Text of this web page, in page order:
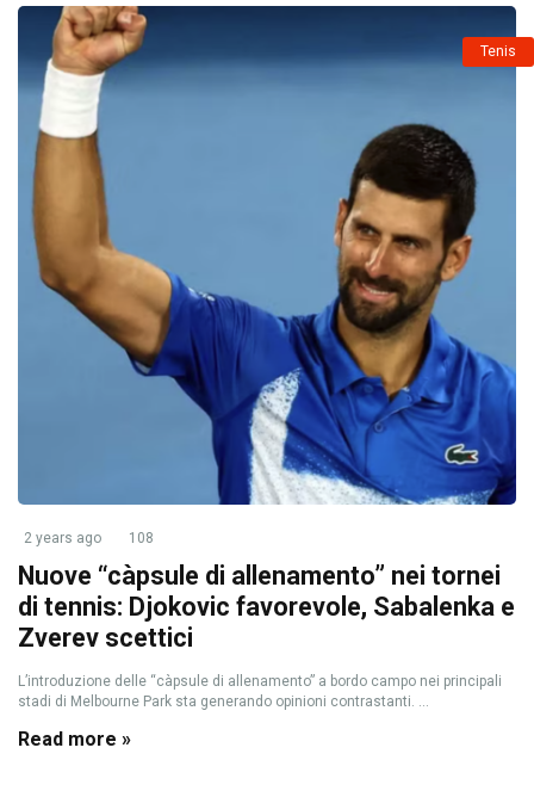
Tenis
2 years ago 108
Nuove “càpsule di allenamento” nei tornei
di tennis: Djokovic favorevole, Sabalenka e
Zverev scettici
L’introduzione delle “càpsule di allenamento” a bordo campo nei principali
stadi di Melbourne Park sta generando opinioni contrastanti. ...
Read more »